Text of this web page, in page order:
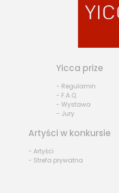
Yicca prize
- Regulamin
- F.A.Q.
- Wystawa
- Jury
Artyści w konkursie
- Artyści
- Strefa prywatna